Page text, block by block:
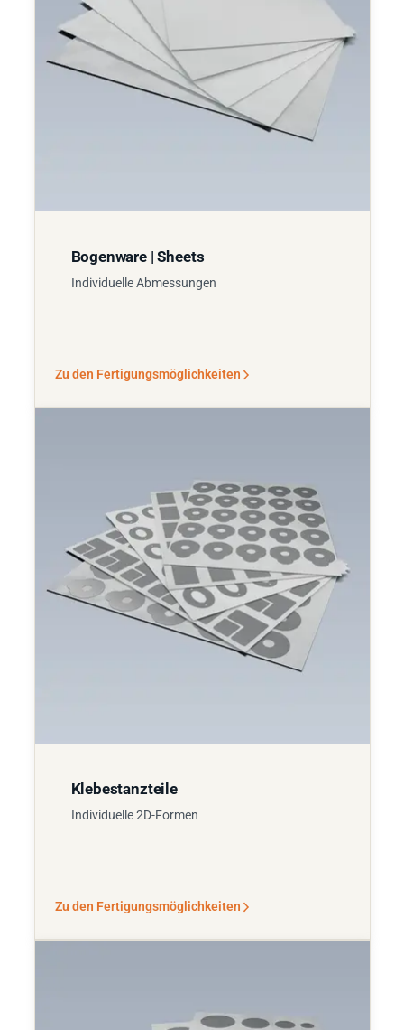
Bogenware | Sheets
Individuelle Abmessungen
Zu den Fertigungsmöglichkeiten
Klebestanzteile
Individuelle 2D-Formen
Zu den Fertigungsmöglichkeiten